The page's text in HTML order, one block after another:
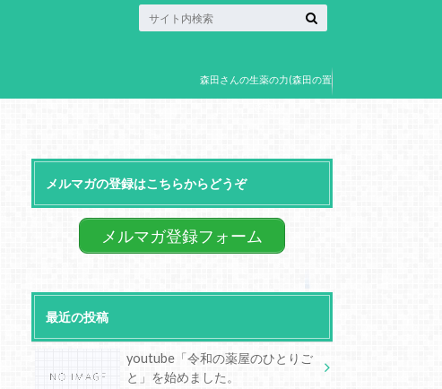
森田さんの生薬の力(森田の置
メルマガの登録はこちらからどうぞ
メルマガ登録フォーム
最近の投稿
youtube「令和の薬屋のひとりご
と」を始めました。